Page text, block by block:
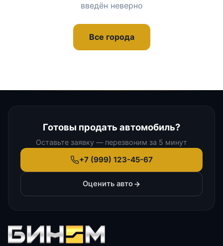
введён неверно
Все города
Готовы продать автомобиль?
Оставьте заявку — перезвоним за 5 минут
+7 (999) 123-45-67
Оценить авто